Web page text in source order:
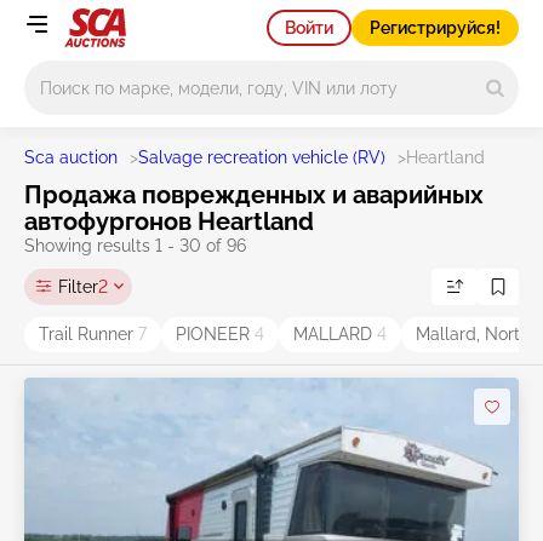
Войти Регистрируйся!
Sca auction >Salvage recreation vehicle (RV) >Heartland
Продажа поврежденных и аварийных
автофургонов Heartland
Showing results 1 - 30 of 96
Filter2
Trail Runner 7 PIONEER 4 MALLARD 4 Mallard, North